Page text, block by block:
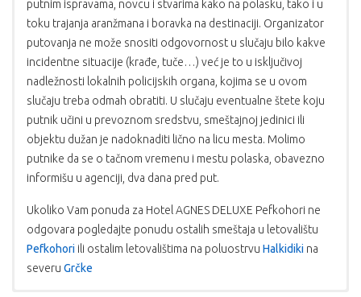
putnim ispravama, novcu i stvarima kako na polasku, tako i u
toku trajanja aranžmana i boravka na destinaciji. Organizator
putovanja ne može snositi odgovornost u slučaju bilo kakve
incidentne situacije (krađe, tuče…) već je to u isključivoj
nadležnosti lokalnih policijskih organa, kojima se u ovom
slučaju treba odmah obratiti. U slučaju eventualne štete koju
putnik učini u prevoznom sredstvu, smeštajnoj jedinici ili
objektu dužan je nadoknaditi lično na licu mesta. Molimo
putnike da se o tačnom vremenu i mestu polaska, obavezno
informišu u agenciji, dva dana pred put.
Ukoliko Vam ponuda za Hotel AGNES DELUXE Pefkohori ne
odgovara pogledajte ponudu ostalih smeštaja u letovalištu
Pefkohori ili ostalim letovalištima na poluostrvu Halkidiki na
severu Grčke